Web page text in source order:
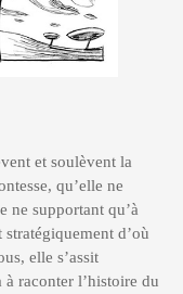
et soulèvent la
qu’elle ne
ne supportant qu’à
d’où
elle s’assit
raconter l’histoire du